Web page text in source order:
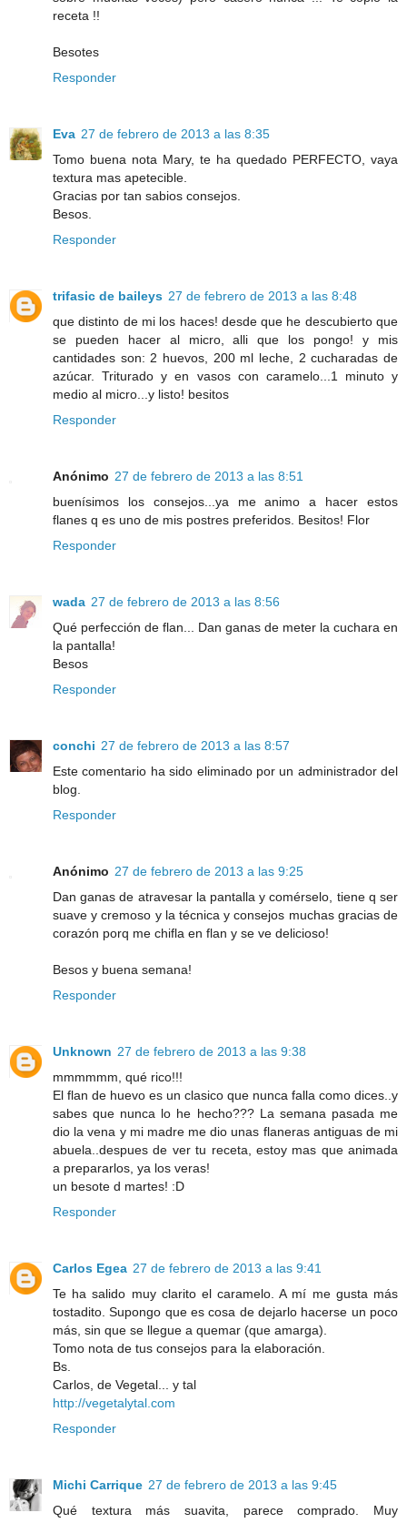
receta !!
Besotes
Responder
Eva 27 de febrero de 2013 a las 8:35
Tomo buena nota Mary, te ha quedado PERFECTO, vaya
textura mas apetecible.
Gracias por tan sabios consejos.
Besos.
Responder
trifasic de baileys 27 de febrero de 2013 a las 8:48
que distinto de mi los haces! desde que he descubierto que
se pueden hacer al micro, alli que los pongo! y mis
cantidades son: 2 huevos, 200 ml leche, 2 cucharadas de
azúcar. Triturado y en vasos con caramelo...1 minuto y
medio al micro...y listo! besitos
Responder
Anónimo 27 de febrero de 2013 a las 8:51
buenísimos los consejos...ya me animo a hacer estos
flanes q es uno de mis postres preferidos. Besitos! Flor
Responder
wada 27 de febrero de 2013 a las 8:56
Qué perfección de flan... Dan ganas de meter la cuchara en
la pantalla!
Besos
Responder
conchi 27 de febrero de 2013 a las 8:57
Este comentario ha sido eliminado por un administrador del
blog.
Responder
Anónimo 27 de febrero de 2013 a las 9:25
Dan ganas de atravesar la pantalla y comérselo, tiene q ser
suave y cremoso y la técnica y consejos muchas gracias de
corazón porq me chifla en flan y se ve delicioso!
Besos y buena semana!
Responder
Unknown 27 de febrero de 2013 a las 9:38
mmmmmm, qué rico!!!
El flan de huevo es un clasico que nunca falla como dices..y
sabes que nunca lo he hecho??? La semana pasada me
dio la vena y mi madre me dio unas flaneras antiguas de mi
abuela..despues de ver tu receta, estoy mas que animada
a prepararlos, ya los veras!
un besote d martes! :D
Responder
Carlos Egea 27 de febrero de 2013 a las 9:41
Te ha salido muy clarito el caramelo. A mí me gusta más
tostadito. Supongo que es cosa de dejarlo hacerse un poco
más, sin que se llegue a quemar (que amarga).
Tomo nota de tus consejos para la elaboración.
Bs.
Carlos, de Vegetal... y tal
http://vegetalytal.com
Responder
Michi Carrique 27 de febrero de 2013 a las 9:45
Qué textura más suavita, parece comprado. Muy